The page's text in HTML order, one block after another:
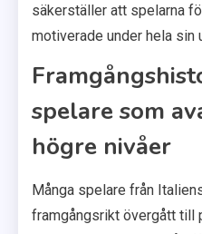
säkerställer att spelarna
motiverade under hela sin
spelare som
högre nivåer
Många spelare från
framgångsrikt övergått till